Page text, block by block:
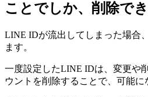
ことでしか、削除で
LINE IDが流出してしまった場合
ます。
一度設定したLINE IDは、変更や
ウントを削除することで、可能に